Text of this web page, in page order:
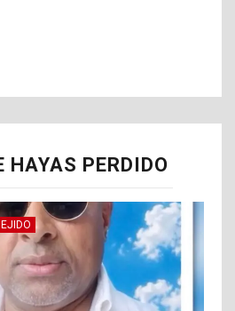
HAYAS PERDIDO